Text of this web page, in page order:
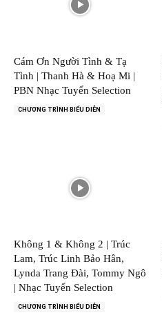
Cám Ơn Người Tình & Tạ
Tình | Thanh Hà & Hoạ Mi |
PBN Nhạc Tuyển Selection
CHƯƠNG TRÌNH BIỂU DIỄN
Không 1 & Không 2 | Trúc
Lam, Trúc Linh Bảo Hân,
Lynda Trang Đài, Tommy Ngô
| Nhạc Tuyển Selection
CHƯƠNG TRÌNH BIỂU DIỄN